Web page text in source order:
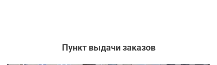
Пункт выдачи заказов